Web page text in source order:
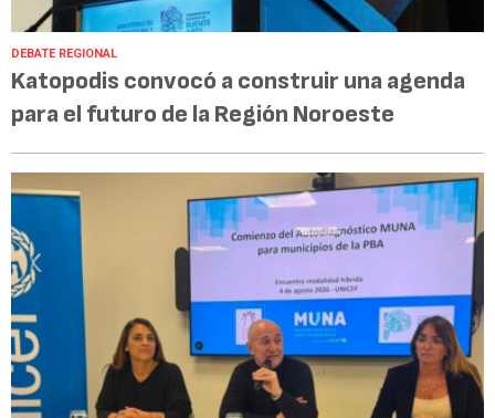
DEBATE REGIONAL
Katopodis convocó a construir una agenda
para el futuro de la Región Noroeste